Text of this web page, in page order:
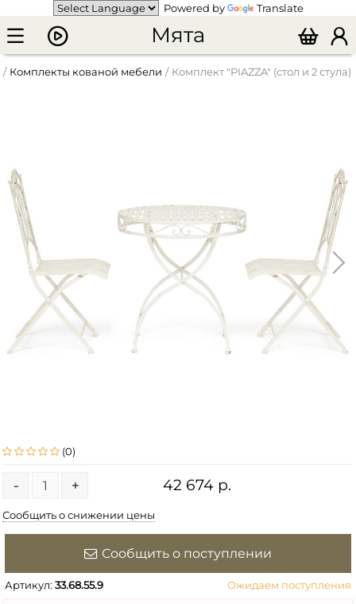
Powered by Translate
Мята
Комплекты кованой мебели Комплект "PIAZZA" (стол и 2 стула)
(0)
- + 42 674 р.
Сообщить о снижении цены
Сообщить о поступлении
Артикул:33.68.55.9 Ожидаем поступления